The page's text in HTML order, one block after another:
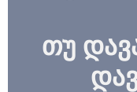
თუ